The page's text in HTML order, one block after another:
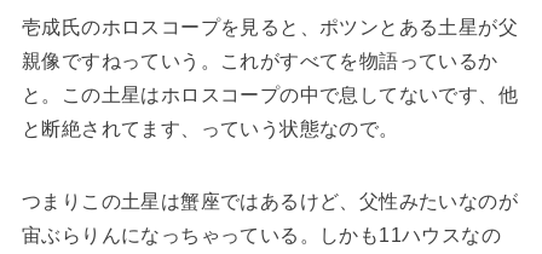
壱成氏のホロスコープを見ると、ポツンとある土星が父
親像ですねっていう。これがすべてを物語っているか
と。この土星はホロスコープの中で息してないです、他
と断絶されてます、っていう状態なので。
つまりこの土星は蟹座ではあるけど、父性みたいなのが
宙ぶらりんになっちゃっている。しかも11ハウスなの